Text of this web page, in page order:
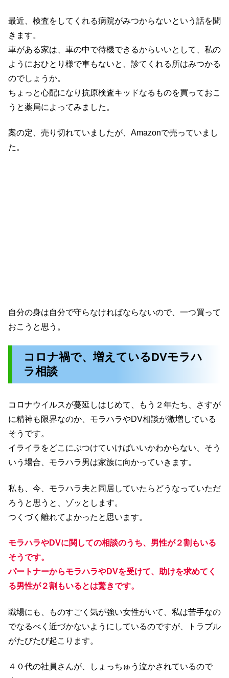
最近、検査をしてくれる病院がみつからないという話を聞
きます。
車がある家は、車の中で待機できるからいいとして、私の
ようにおひとり様で車もないと、診てくれる所はみつかる
のでしょうか。
ちょっと心配になり抗原検査キッドなるものを買っておこ
うと薬局によってみました。
案の定、売り切れていましたが、Amazonで売っていまし
た。
自分の身は自分で守らなければならないので、一つ買って
おこうと思う。
コロナ禍で、増えているDVモラハ
ラ相談
コロナウイルスが蔓延しはじめて、もう２年たち、さすが
に精神も限界なのか、モラハラやDV相談が激増している
そうです。
イライラをどこにぶつけていけばいいかわからない、そう
いう場合、モラハラ男は家族に向かっていきます。
私も、今、モラハラ夫と同居していたらどうなっていただ
ろうと思うと、ゾッとします。
つくづく離れてよかったと思います。
モラハラやDVに関しての相談のうち、男性が２割もいる
そうです。
パートナーからモラハラやDVを受けて、助けを求めてく
る男性が２割もいるとは驚きです。
職場にも、ものすごく気が強い女性がいて、私は苦手なの
でなるべく近づかないようにしているのですが、トラブル
がたびたび起こります。
４０代の社員さんが、しょっちゅう泣かされているので